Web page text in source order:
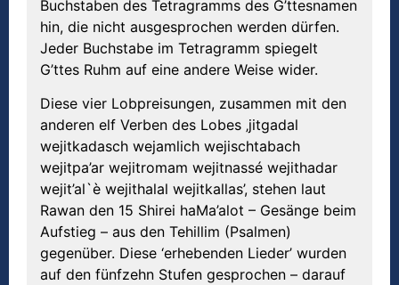
Buchstaben des Tetragramms des G’ttesnamen
hin, die nicht ausgesprochen werden dürfen.
Jeder Buchstabe im Tetragramm spiegelt
G’ttes Ruhm auf eine andere Weise wider.
Diese vier Lobpreisungen, zusammen mit den
anderen elf Verben des Lobes ‚jitgadal
wejitkadasch wejamlich wejischtabach
wejitpa’ar wejitromam wejitnassé wejithadar
wejit’al`è wejithalal wejitkallas’, stehen laut
Rawan den 15 Shirei haMa’alot – Gesänge beim
Aufstieg – aus den Tehillim (Psalmen)
gegenüber. Diese ‘erhebenden Lieder’ wurden
auf den fünfzehn Stufen gesprochen – darauf